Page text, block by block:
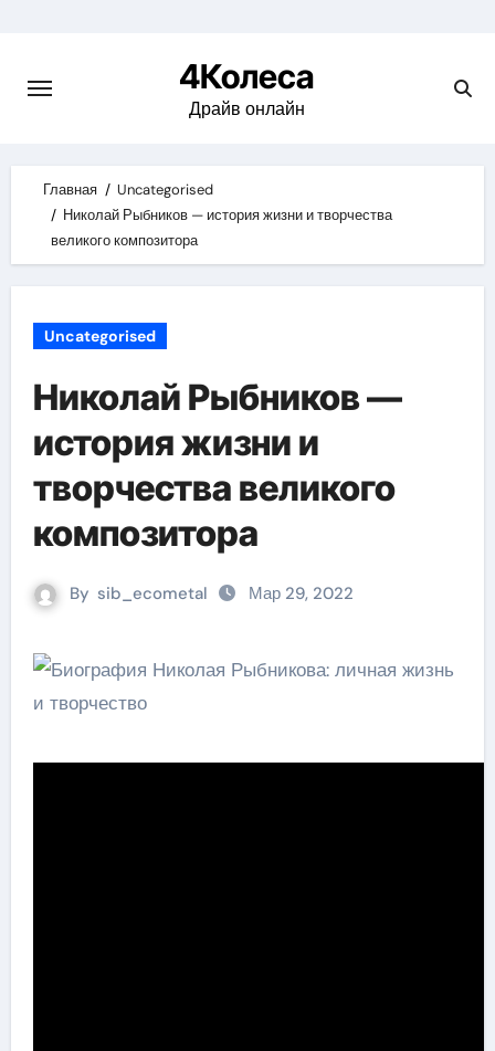
content
4Колеса
Драйв онлайн
Главная
Uncategorised
Николай Рыбников — история жизни и творчества
великого композитора
Uncategorised
Николай Рыбников —
история жизни и
творчества великого
композитора
By sib_ecometal Мар 29, 2022